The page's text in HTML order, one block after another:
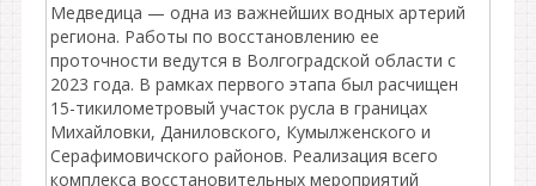
Медведица — одна из важнейших водных артерий
региона. Работы по восстановлению ее
проточности ведутся в Волгоградской области с
2023 года. В рамках первого этапа был расчищен
15-тикилометровый участок русла в границах
Михайловки, Даниловского, Кумылженского и
Серафимовичского районов. Реализация всего
комплекса восстановительных мероприятий